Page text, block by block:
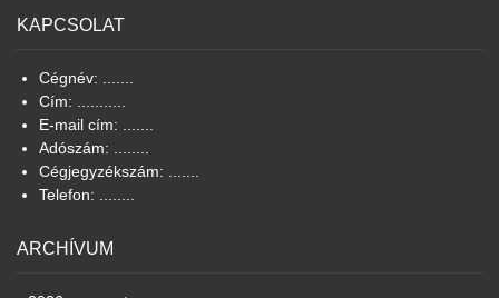
KAPCSOLAT
Cégnév: .......
Cím: ...........
E-mail cím: .......
Adószám: ........
Cégjegyzékszám: .......
Telefon: ........
ARCHÍVUM